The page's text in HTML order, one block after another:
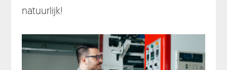
natuurlijk!